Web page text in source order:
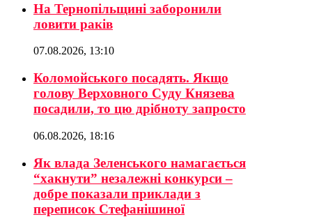
На Тернопільщині заборонили
ловити раків
07.08.2026, 13:10
Коломойського посадять. Якщо
голову Верховного Суду Князева
посадили, то цю дрібноту запросто
06.08.2026, 18:16
Як влада Зеленського намагається
“хакнути” незалежні конкурси –
добре показали приклади з
переписок Стефанішиної